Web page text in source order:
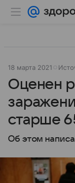
18 марта 2021
Оценен
старше
Об этом